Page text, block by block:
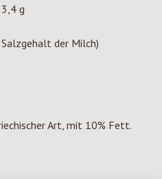
g
der Milch)
Art, mit 10% Fett.